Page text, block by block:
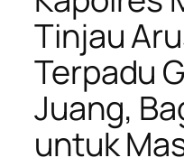
Tinjau
Terpadu
Juang,
untuk